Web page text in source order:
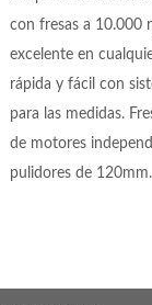
con fresas a 10.000
excelente en
rápida y fácil con
para las medidas.
de motores
pulidores de 120mm.